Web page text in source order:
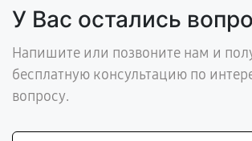
У Вас остались
Напишите или позвоните нам и
бесплатную консультацию по
вопросу.